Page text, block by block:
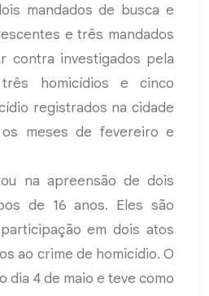
mandados de busca e
e três mandados
contra investigados pela
homicídios e cinco
registrados na cidade
meses de fevereiro e
na apreensão de dois
de 16 anos. Eles são
em dois atos
ao crime de homicídio. O
dia 4 de maio e teve como